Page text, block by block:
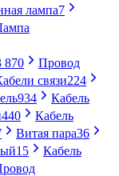
лампа7
870
Провод
связи224
934
Кабель
440
Кабель
Витая пара36
15
Кабель